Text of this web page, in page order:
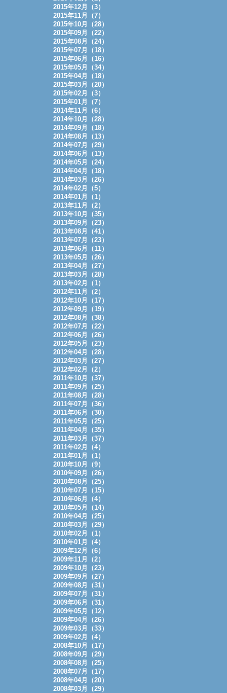
2015年12月（3）
2015年11月（7）
2015年10月（28）
2015年09月（22）
2015年08月（24）
2015年07月（18）
2015年06月（16）
2015年05月（34）
2015年04月（18）
2015年03月（20）
2015年02月（3）
2015年01月（7）
2014年11月（6）
2014年10月（28）
2014年09月（18）
2014年08月（13）
2014年07月（29）
2014年06月（13）
2014年05月（24）
2014年04月（18）
2014年03月（26）
2014年02月（5）
2014年01月（1）
2013年11月（2）
2013年10月（35）
2013年09月（23）
2013年08月（41）
2013年07月（23）
2013年06月（11）
2013年05月（26）
2013年04月（27）
2013年03月（28）
2013年02月（1）
2012年11月（2）
2012年10月（17）
2012年09月（19）
2012年08月（38）
2012年07月（22）
2012年06月（26）
2012年05月（23）
2012年04月（28）
2012年03月（27）
2012年02月（2）
2011年10月（37）
2011年09月（25）
2011年08月（28）
2011年07月（36）
2011年06月（30）
2011年05月（25）
2011年04月（35）
2011年03月（37）
2011年02月（4）
2011年01月（1）
2010年10月（9）
2010年09月（26）
2010年08月（25）
2010年07月（15）
2010年06月（4）
2010年05月（14）
2010年04月（25）
2010年03月（29）
2010年02月（1）
2010年01月（4）
2009年12月（6）
2009年11月（2）
2009年10月（23）
2009年09月（27）
2009年08月（31）
2009年07月（31）
2009年06月（31）
2009年05月（12）
2009年04月（26）
2009年03月（33）
2009年02月（4）
2008年10月（17）
2008年09月（29）
2008年08月（25）
2008年07月（17）
2008年04月（20）
2008年03月（29）